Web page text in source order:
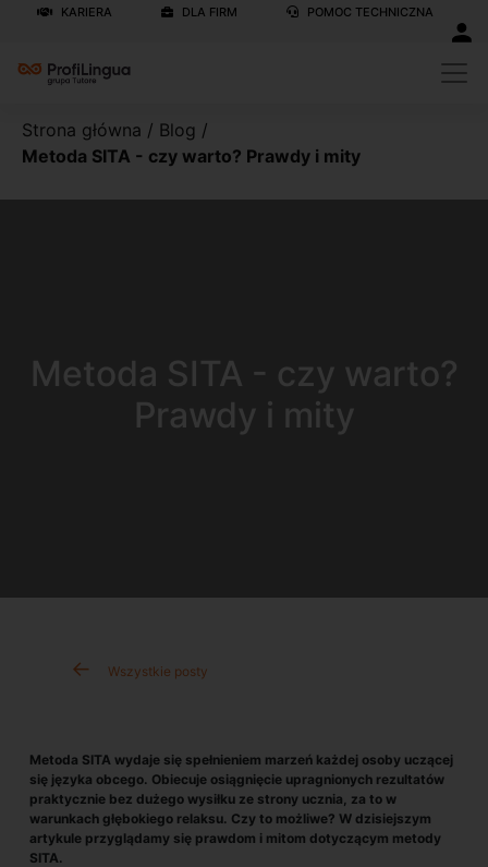
KARIERA DLA FIRM POMOC TECHNICZNA
Strona główna / Blog /
Metoda SITA - czy warto? Prawdy i mity
Metoda SITA - czy warto?
Prawdy i mity
Wszystkie posty
Metoda SITA wydaje się spełnieniem marzeń każdej osoby uczącej
się języka obcego. Obiecuje osiągnięcie upragnionych rezultatów
praktycznie bez dużego wysiłku ze strony ucznia, za to w
warunkach głębokiego relaksu. Czy to możliwe? W dzisiejszym
artykule przyglądamy się prawdom i mitom dotyczącym metody
SITA.